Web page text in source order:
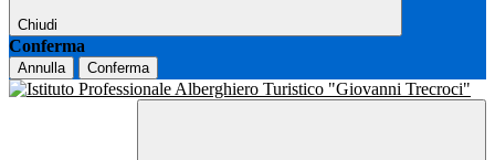
Chiudi
Conferma
Annulla Conferma